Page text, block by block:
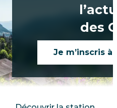
des
Je m’inscris